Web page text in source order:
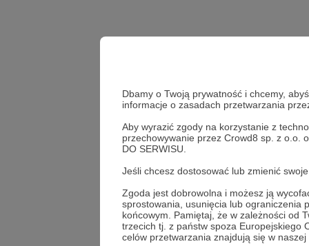
Dbamy o Twoją prywatność i chcemy,
informacje o zasadach przetwarzania
Aby wyrazić zgody na korzystanie z
przechowywanie przez Crowd8 sp. z o.o.
DO SERWISU.
Jeśli chcesz dostosować lub zmienić
Zgoda jest dobrowolna i możesz ją
sprostowania, usunięcia lub ograniczenia
końcowym. Pamiętaj, że w zależności od
trzecich tj. z państw spoza Europejskiego
celów przetwarzania znajdują się w